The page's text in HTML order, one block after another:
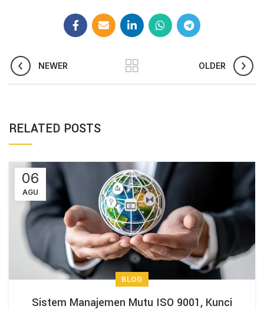
NEWER OLDER
RELATED POSTS
06
AGU
BLOG
Sistem Manajemen Mutu ISO 9001, Kunci